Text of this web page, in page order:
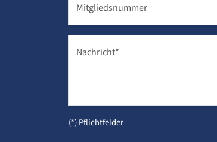
Mitgliedsnummer
Nachricht*
(*) Pflichtfelder